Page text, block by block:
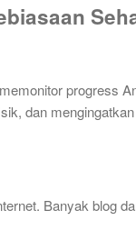
progress
dan
Banyak blog